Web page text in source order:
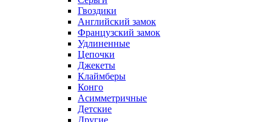
Гвоздики
Английский замок
Французский замок
Удлиненные
Цепочки
Джекеты
Клаймберы
Конго
Асимметричные
Детские
Другие